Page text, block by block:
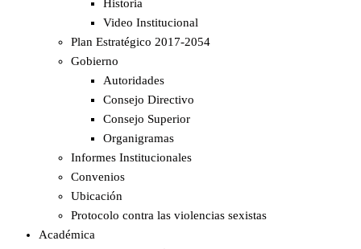
Historia
Video Institucional
Plan Estratégico 2017-2054
Gobierno
Autoridades
Consejo Directivo
Consejo Superior
Organigramas
Informes Institucionales
Convenios
Ubicación
Protocolo contra las violencias sexistas
Académica